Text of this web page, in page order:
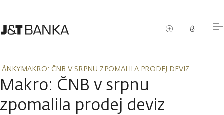
MAKRO: ČNB V SRPNU ZPOMALILA PRODEJ DEVIZ
MAKRO: ČNB V SRPNU ZPOMALILA PRODEJ DEVIZ
Makro: ČNB v srpnu
zpomalila prodej deviz